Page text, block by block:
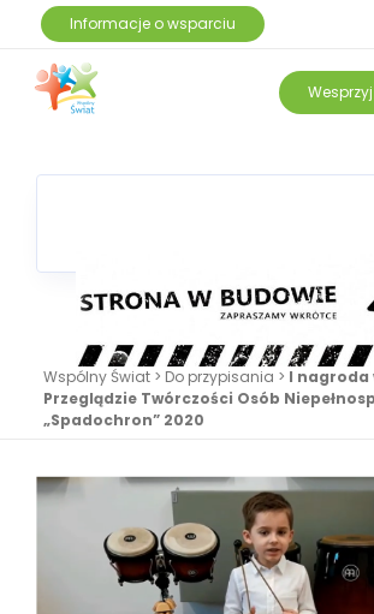
Informacje o wsparciu
Wspólny Świat > Do przypisania > I nagroda
Przeglądzie Twórczości Osób
„Spadochron” 2020